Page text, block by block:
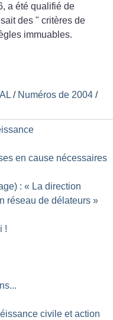
a été qualifié de
des " critères de
immuables.
/ Numéros de 2004 /
en cause nécessaires
: « La direction
réseau de délateurs »
!
civile et action